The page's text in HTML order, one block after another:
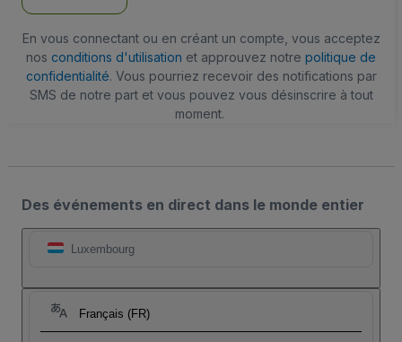
En vous connectant ou en créant un compte, vous acceptez
nos conditions d'utilisation et approuvez notre politique de
confidentialité. Vous pourriez recevoir des notifications par
SMS de notre part et vous pouvez vous désinscrire à tout
moment.
Des événements en direct dans le monde entier
Luxembourg
Français (FR)